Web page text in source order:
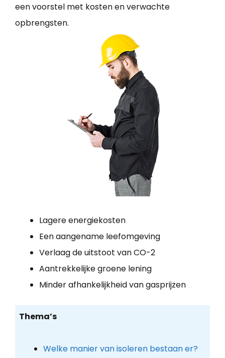
een voorstel met kosten en verwachte
opbrengsten.
Lagere energiekosten
Een aangename leefomgeving
Verlaag de uitstoot van CO-2
Aantrekkelijke groene lening
Minder afhankelijkheid van gasprijzen
Thema’s
Welke manier van isoleren bestaan er?